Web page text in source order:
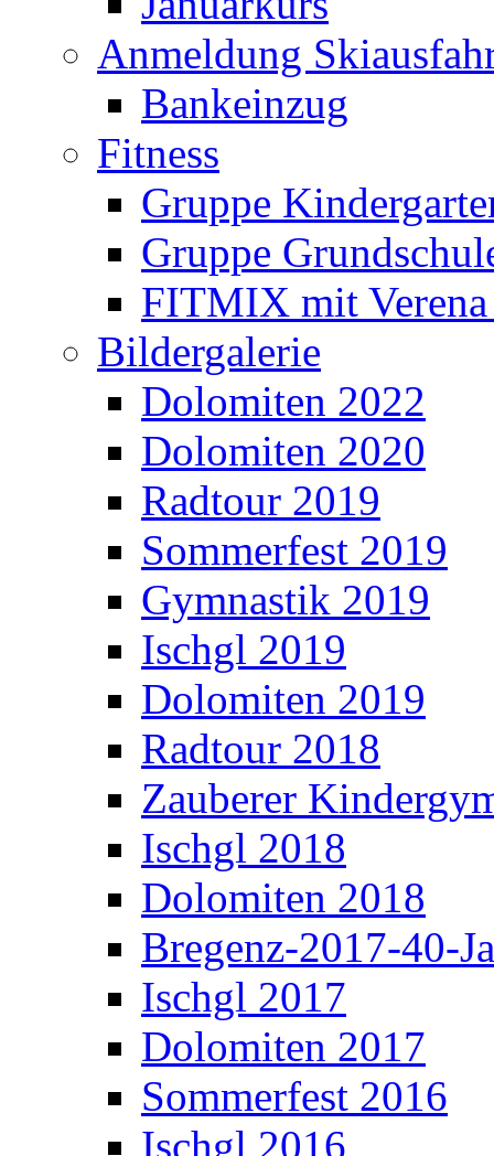
Anmeldung
Bankeinzug
Fitness
Gruppe
Gruppe
FITMIX mit
Bildergalerie
Dolomiten 2022
Dolomiten 2020
Radtour 2019
Sommerfest 2019
Gymnastik 2019
Ischgl 2019
Dolomiten 2019
Radtour 2018
Zauberer
Ischgl 2018
Dolomiten 2018
Bregenz-2017-40-
Ischgl 2017
Dolomiten 2017
Sommerfest 2016
Ischgl 2016